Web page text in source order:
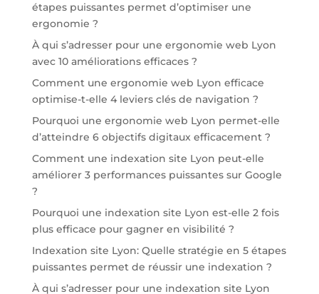
étapes puissantes permet d’optimiser une
ergonomie ?
À qui s’adresser pour une ergonomie web Lyon
avec 10 améliorations efficaces ?
Comment une ergonomie web Lyon efficace
optimise-t-elle 4 leviers clés de navigation ?
Pourquoi une ergonomie web Lyon permet-elle
d’atteindre 6 objectifs digitaux efficacement ?
Comment une indexation site Lyon peut-elle
améliorer 3 performances puissantes sur Google
?
Pourquoi une indexation site Lyon est-elle 2 fois
plus efficace pour gagner en visibilité ?
Indexation site Lyon: Quelle stratégie en 5 étapes
puissantes permet de réussir une indexation ?
À qui s’adresser pour une indexation site Lyon